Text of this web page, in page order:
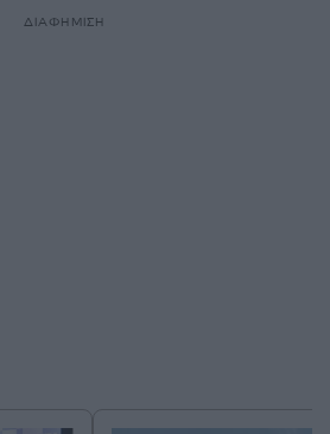
ΔΙΑΦΗΜΙΣΗ